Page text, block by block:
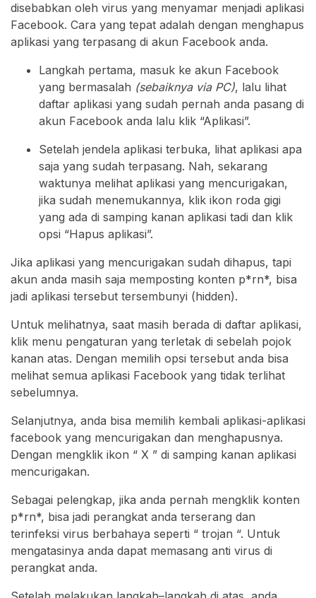
disebabkan oleh virus yang menyamar menjadi aplikasi
Facebook. Cara yang tepat adalah dengan menghapus
aplikasi yang terpasang di akun Facebook anda.
Langkah pertama, masuk ke akun Facebook
yang bermasalah (sebaiknya via PC), lalu lihat
daftar aplikasi yang sudah pernah anda pasang di
akun Facebook anda lalu klik “Aplikasi”.
Setelah jendela aplikasi terbuka, lihat aplikasi apa
saja yang sudah terpasang. Nah, sekarang
waktunya melihat aplikasi yang mencurigakan,
jika sudah menemukannya, klik ikon roda gigi
yang ada di samping kanan aplikasi tadi dan klik
opsi “Hapus aplikasi”.
Jika aplikasi yang mencurigakan sudah dihapus, tapi
akun anda masih saja memposting konten p*rn*, bisa
jadi aplikasi tersebut tersembunyi (hidden).
Untuk melihatnya, saat masih berada di daftar aplikasi,
klik menu pengaturan yang terletak di sebelah pojok
kanan atas. Dengan memilih opsi tersebut anda bisa
melihat semua aplikasi Facebook yang tidak terlihat
sebelumnya.
Selanjutnya, anda bisa memilih kembali aplikasi-aplikasi
facebook yang mencurigakan dan menghapusnya.
Dengan mengklik ikon “ X ” di samping kanan aplikasi
mencurigakan.
Sebagai pelengkap, jika anda pernah mengklik konten
p*rn*, bisa jadi perangkat anda terserang dan
terinfeksi virus berbahaya seperti “ trojan “. Untuk
mengatasinya anda dapat memasang anti virus di
perangkat anda.